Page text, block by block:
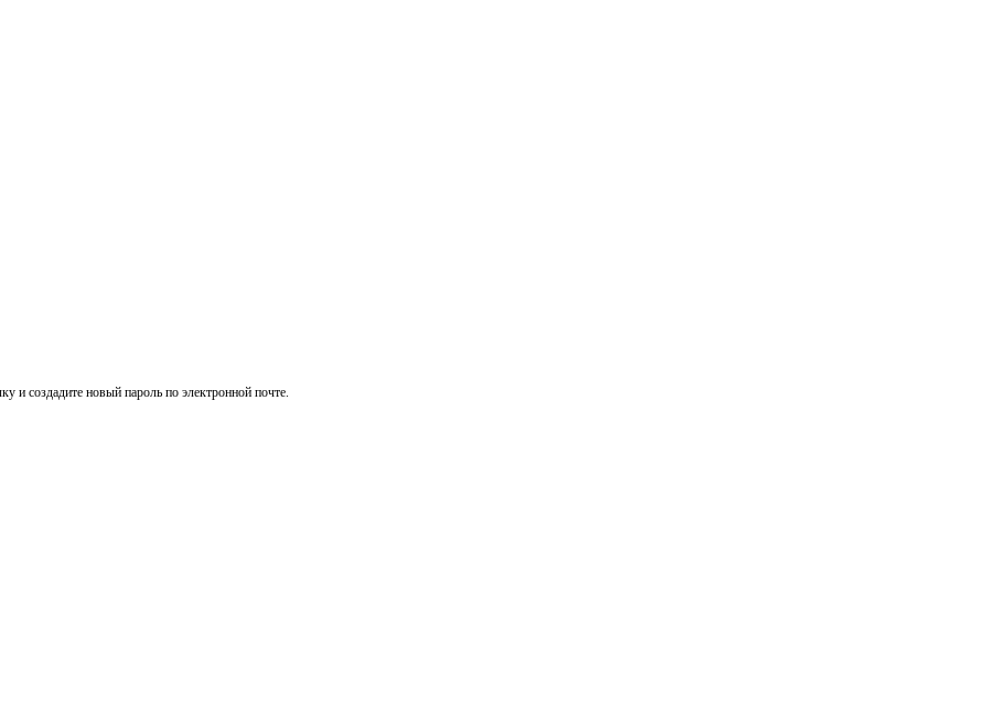
и создадите новый пароль по электронной почте.